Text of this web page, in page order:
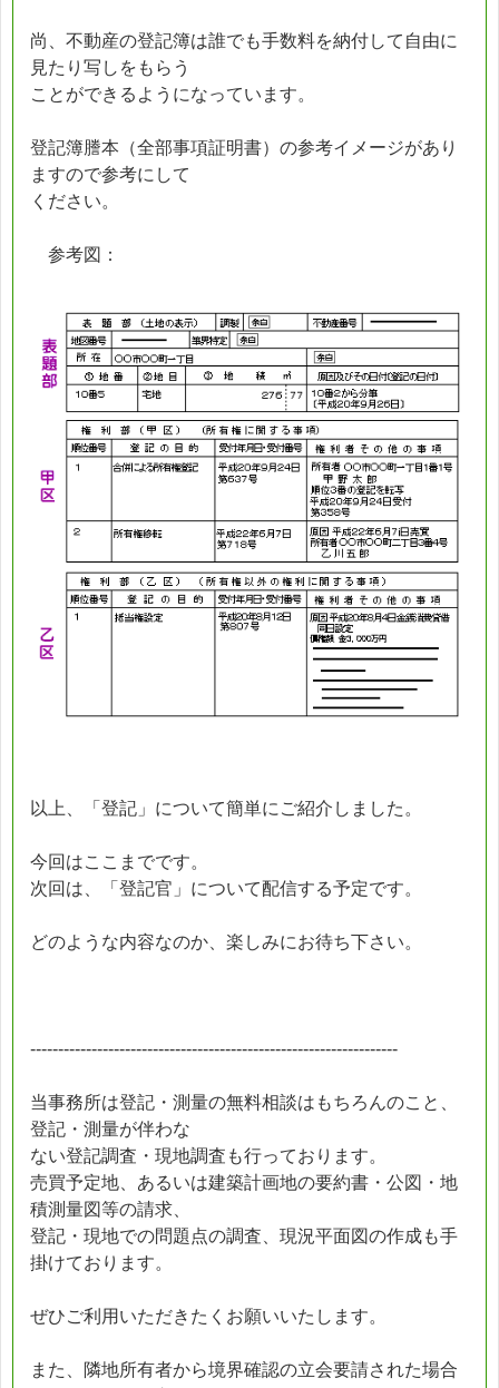
尚、不動産の登記簿は誰でも手数料を納付して自由に
見たり写しをもらう
ことができるようになっています。
登記簿謄本（全部事項証明書）の参考イメージがあり
ますので参考にして
ください。
参考図：
以上、「登記」について簡単にご紹介しました。
今回はここまでです。
次回は、「登記官」について配信する予定です。
どのような内容なのか、楽しみにお待ち下さい。
------------------------------------------------------------------
当事務所は登記・測量の無料相談はもちろんのこと、
登記・測量が伴わな
ない登記調査・現地調査も行っております。
売買予定地、あるいは建築計画地の要約書・公図・地
積測量図等の請求、
登記・現地での問題点の調査、現況平面図の作成も手
掛けております。
ぜひご利用いただきたくお願いいたします。
また、隣地所有者から境界確認の立会要請された場合